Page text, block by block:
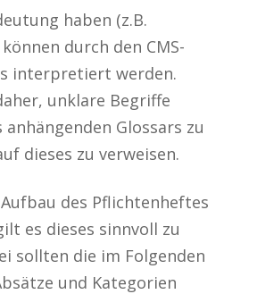
haben (z.B.
durch den CMS-
interpretiert werden.
unklare Begriffe
Glossars zu
dieses zu verweisen.
des Pflichtenheftes
es dieses sinnvoll zu
sollten die im Folgenden
und Kategorien